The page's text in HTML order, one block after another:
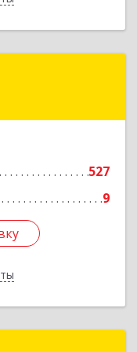
527
9
Подробнее